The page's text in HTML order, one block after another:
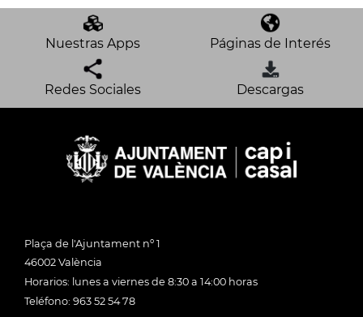
Nuestras Apps Páginas de Interés
Redes Sociales Descargas
Plaça de l'Ajuntament nº 1
46002 València
Horarios: lunes a viernes de 8:30 a 14:00 horas
Teléfono: 963 52 54 78